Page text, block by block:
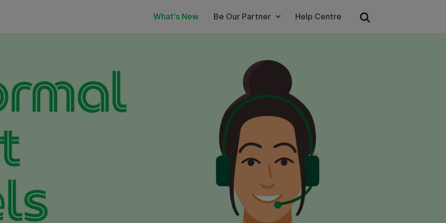
What's New Be Our Partner Help Centre